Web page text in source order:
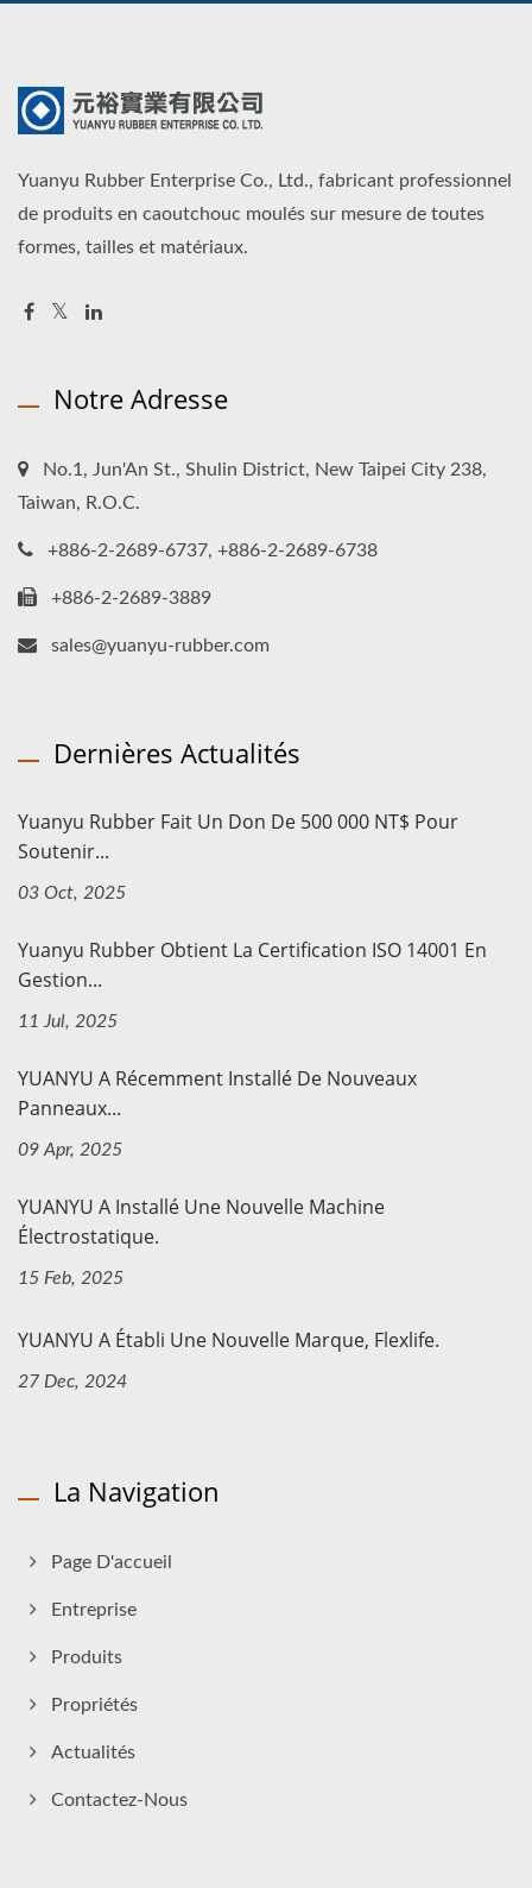
Yuanyu Rubber Enterprise Co., Ltd., fabricant professionnel
de produits en caoutchouc moulés sur mesure de toutes
formes, tailles et matériaux.
Notre Adresse
No.1, Jun'An St., Shulin District, New Taipei City 238,
Taiwan, R.O.C.
+886-2-2689-6737, +886-2-2689-6738
+886-2-2689-3889
sales@yuanyu-rubber.com
Dernières Actualités
Yuanyu Rubber Fait Un Don De 500 000 NT$ Pour
Soutenir...
03 Oct, 2025
Yuanyu Rubber Obtient La Certification ISO 14001 En
Gestion...
11 Jul, 2025
YUANYU A Récemment Installé De Nouveaux
Panneaux...
09 Apr, 2025
YUANYU A Installé Une Nouvelle Machine
Électrostatique.
15 Feb, 2025
YUANYU A Établi Une Nouvelle Marque, Flexlife.
27 Dec, 2024
La Navigation
Page D'accueil
Entreprise
Produits
Propriétés
Actualités
Contactez-Nous